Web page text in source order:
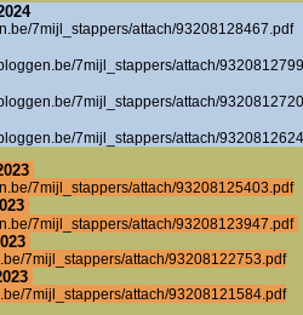
7mijl_stappers/attach/93208128467.pdf
7mijl_stappers/attach/
7mijl_stappers/attach/
7mijl_stappers/attach/
7mijl_stappers/attach/93208125403.pdf
7mijl_stappers/attach/93208123947.pdf
7mijl_stappers/attach/93208122753.pdf
7mijl_stappers/attach/93208121584.pdf